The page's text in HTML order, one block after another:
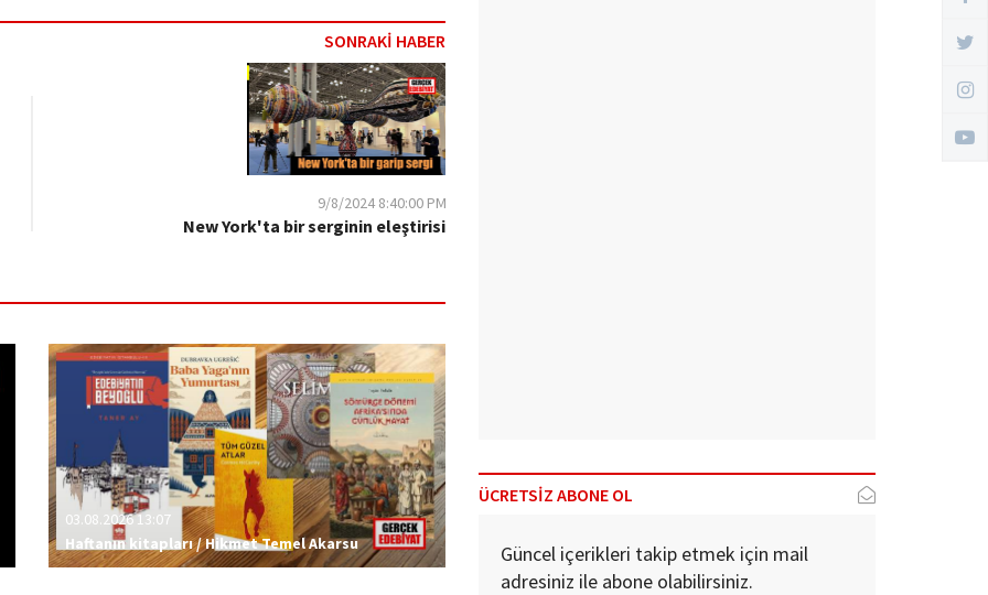
SONRAKİ HABER
9/8/2024 8:40:00 PM
New York'ta bir serginin eleştirisi
03.08.2026 13:07
Haftanın kitapları / Hikmet Temel Akarsu
ÜCRETSİZ ABONE OL
Güncel içerikleri takip etmek için mail
adresiniz ile abone olabilirsiniz.